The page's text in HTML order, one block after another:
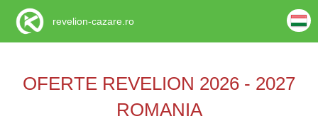
OFERTE REVELION 2026 - 2027
ROMANIA
revelion-cazare.ro